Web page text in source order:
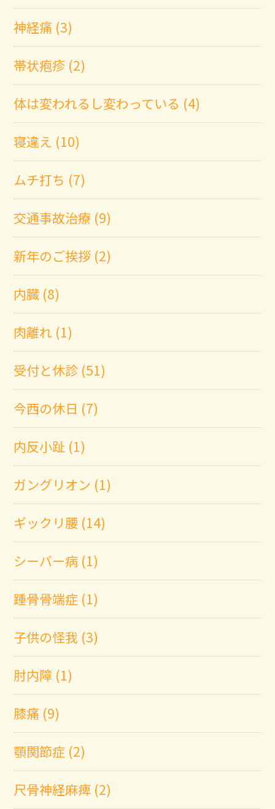
神経痛 (3)
帯状疱疹 (2)
体は変われるし変わっている (4)
寝違え (10)
ムチ打ち (7)
交通事故治療 (9)
新年のご挨拶 (2)
内臓 (8)
肉離れ (1)
受付と休診 (51)
今西の休日 (7)
内反小趾 (1)
ガングリオン (1)
ギックリ腰 (14)
シーバー病 (1)
踵骨骨端症 (1)
子供の怪我 (3)
肘内障 (1)
膝痛 (9)
顎関節症 (2)
尺骨神経麻痺 (2)